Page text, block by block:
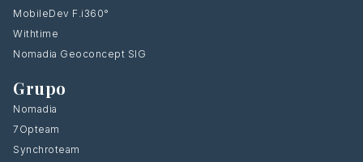
MobileDev F.i360°
Withtime
Nomadia Geoconcept SIG
Grupo
Nomadia
7Opteam
Synchroteam